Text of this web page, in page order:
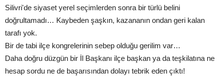
Silivri'de siyaset yerel seçimlerden sonra bir türlü belini
doğrultamadı… Kaybeden şaşkın, kazananın ondan geri kalan
tarafı yok.
Bir de tabi ilçe kongrelerinin sebep olduğu gerilim var…
Daha doğru düzgün bir İl Başkanı ilçe başkan ya da teşkilatına ne
hesap sordu ne de başarısından dolayı tebrik eden çıktı!